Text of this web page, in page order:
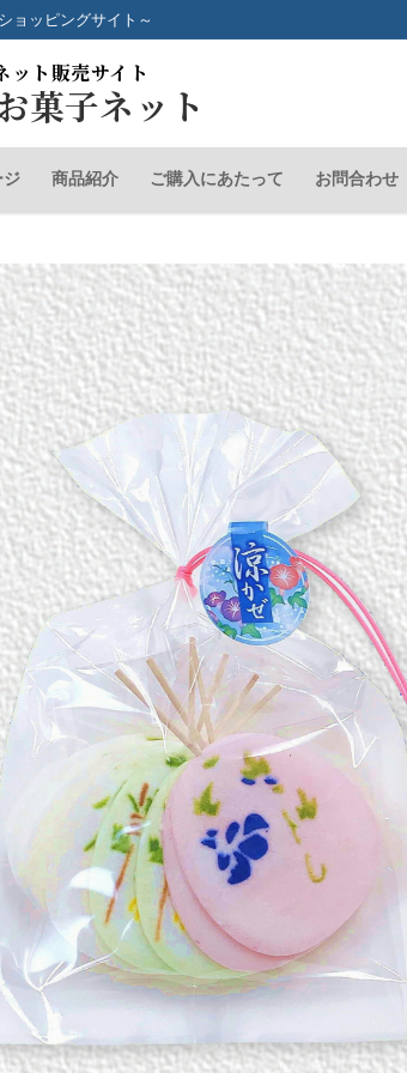
ョッピングサイト～
菓子ネット
ット販売サイト
ジ 商品紹介 ご購入にあたって お問合わせ